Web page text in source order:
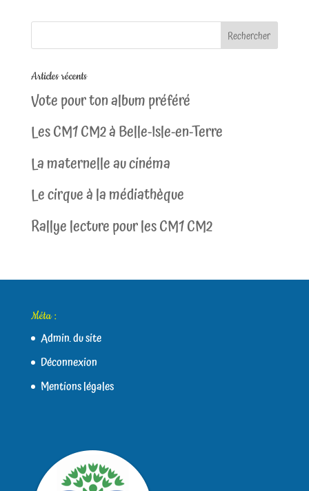
Articles récents
Vote pour ton album préféré
Les CM1 CM2 à Belle-Isle-en-Terre
La maternelle au cinéma
Le cirque à la médiathèque
Rallye lecture pour les CM1 CM2
Méta :
Admin. du site
Déconnexion
Mentions légales